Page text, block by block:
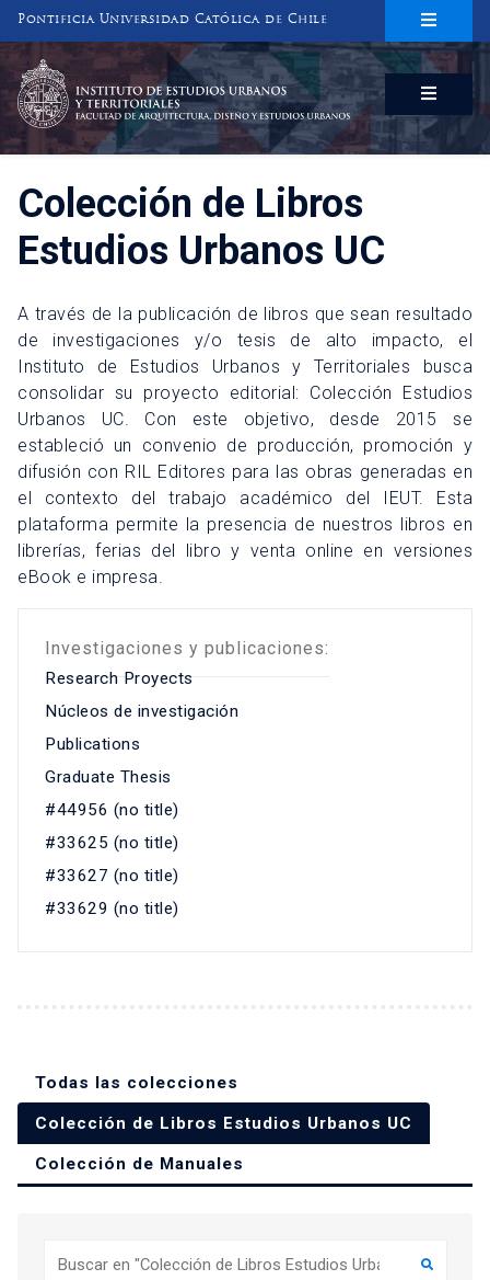
Pontificia Universidad Católica de Chile
INSTITUTO DE ESTUDIOS URBANOS
Y TERRITORIALES
FACULTAD DE ARQUITECTURA, DISEÑO Y ESTUDIOS URBANOS
Colección de Libros
Estudios Urbanos UC
A través de la publicación de libros que sean resultado
de investigaciones y/o tesis de alto impacto, el
Instituto de Estudios Urbanos y Territoriales busca
consolidar su proyecto editorial: Colección Estudios
Urbanos UC. Con este objetivo, desde 2015 se
estableció un convenio de producción, promoción y
difusión con RIL Editores para las obras generadas en
el contexto del trabajo académico del IEUT. Esta
plataforma permite la presencia de nuestros libros en
librerías, ferias del libro y venta online en versiones
eBook e impresa.
Investigaciones y publicaciones:
Research Proyects
Núcleos de investigación
Publications
Graduate Thesis
#44956 (no title)
#33625 (no title)
#33627 (no title)
#33629 (no title)
Todas las colecciones
Colección de Libros Estudios Urbanos UC
Colección de Manuales